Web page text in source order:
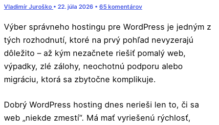
Vladimír Juroško • 22. júla 2026 • 65 komentárov
Výber správneho hostingu pre WordPress je jedným z
tých rozhodnutí, ktoré na prvý pohľad nevyzerajú
dôležito – až kým nezačnete riešiť pomalý web,
výpadky, zlé zálohy, neochotnú podporu alebo
migráciu, ktorá sa zbytočne komplikuje.
Dobrý WordPress hosting dnes nerieši len to, či sa
web „niekde zmestí“. Má mať vyriešenú rýchlosť,